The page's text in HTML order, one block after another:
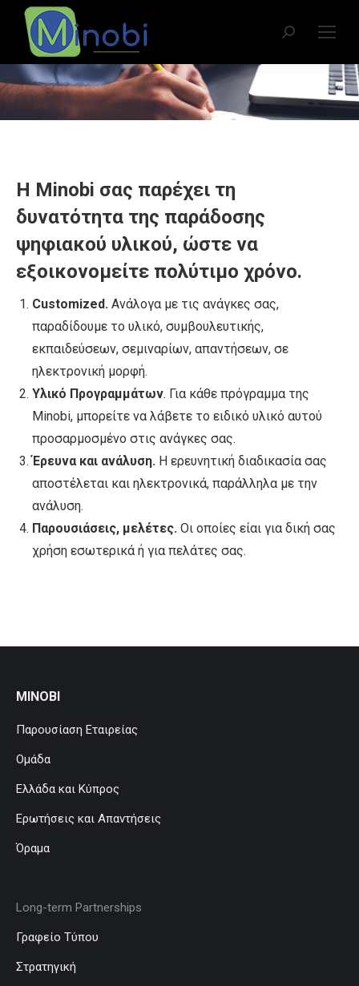
Search:
You are here:
Η Minobi σας παρέχει τη
δυνατότητα της παράδοσης
ψηφιακού υλικού, ώστε να
εξοικονομείτε πολύτιμο χρόνο.
Customized. Ανάλογα με τις ανάγκες σας,
παραδίδουμε το υλικό, συμβουλευτικής,
εκπαιδεύσεων, σεμιναρίων, απαντήσεων, σε
ηλεκτρονική μορφή.
Υλικό Προγραμμάτων. Για κάθε πρόγραμμα της
Minobi, μπορείτε να λάβετε το ειδικό υλικό αυτού
προσαρμοσμένο στις ανάγκες σας.
Έρευνα και ανάλυση. Η ερευνητική διαδικασία σας
αποστέλεται και ηλεκτρονικά, παράλληλα με την
ανάλυση.
Παρουσιάσεις, μελέτες. Οι οποίες είαι για δική σας
χρήση εσωτερικά ή για πελάτες σας.
MINOBI
Παρουσίαση Εταιρείας
Ομάδα
Ελλάδα και Κύπρος
Ερωτήσεις και Απαντήσεις
Όραμα
Long-term Partnerships
Γραφείο Τύπου
Στρατηγική